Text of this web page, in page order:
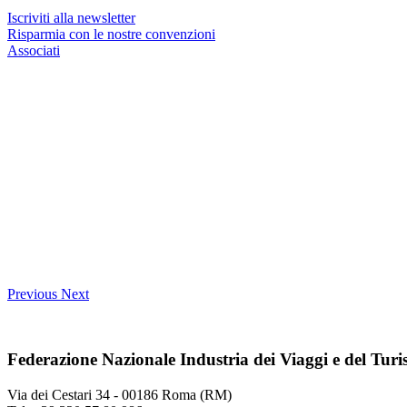
Iscriviti alla newsletter
Risparmia con le nostre convenzioni
Associati
Previous Next
Federazione Nazionale Industria dei Viaggi e del
Via dei Cestari 34 - 00186 Roma (RM)